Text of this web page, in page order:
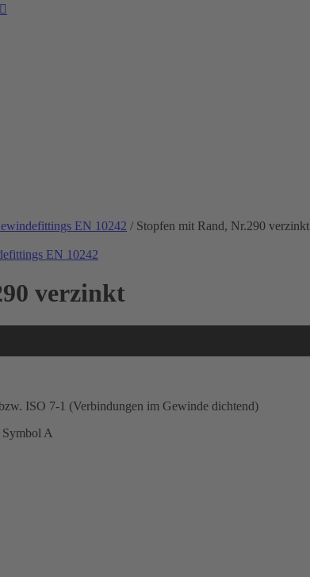
EN 10242 / Stopfen mit Rand, Nr.290 verzinkt
EN 10242
verzinkt
ISO 7-1 (Verbindungen im Gewinde dichtend)
Symbol A